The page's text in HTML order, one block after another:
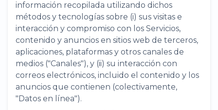
información recopilada utilizando dichos
métodos y tecnologías sobre (i) sus visitas e
interacción y compromiso con los Servicios,
contenido y anuncios en sitios web de terceros,
aplicaciones, plataformas y otros canales de
medios ("Canales"), y (ii) su interacción con
correos electrónicos, incluido el contenido y los
anuncios que contienen (colectivamente,
"Datos en línea").